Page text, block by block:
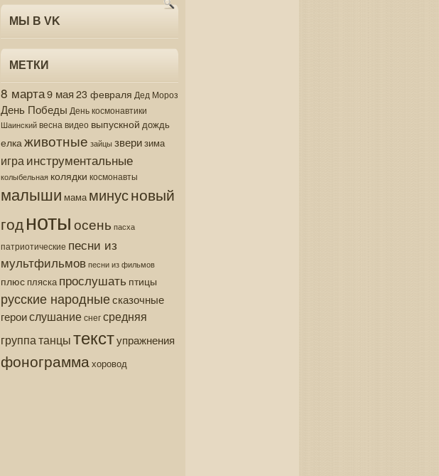
МЫ В VK
МЕТКИ
8 марта9 мая 23 февраля Дед Мороз
День Победы День космонавтики
Шаинскийвесна видео выпускной дождь
елкаживотные зайцы зверизима
играинструментальные
колыбельная колядки космонавты
малыши мама минусновый
годнотыосень пасха
патриотические песни из
мультфильмов песни из фильмов
плюс пляска прослушать птицы
русские народныесказочные
героислушаниеснегсредняя
группатанцытекступражнения
фонограммахоровод